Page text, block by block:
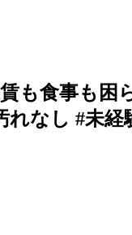
食事も困
れなし #未